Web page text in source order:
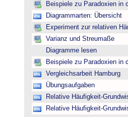
Beispiele zu Paradoxien in
Diagrammarten: Übersicht
Experiment zur relativen
Varianz und Streumaße
Diagramme lesen
Beispiele zu Paradoxien in
Vergleichsarbeit Hamburg
Übungsaufgaben
Relative Häufigkeit-
Relative Häufigkeit-